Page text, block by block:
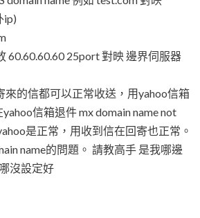
ip)
60.60.60.60 25port 對映 邊界伺服器
來的信都可以正常收送，用yahoo信箱
信箱退件 mx domain name not
是正常，用收到信在回寄也正常。
name的問題。 請教高手 是我哪邊
沒設定好